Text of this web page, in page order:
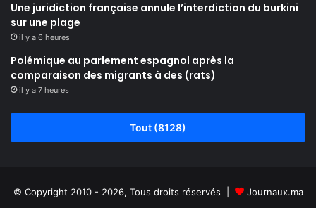
Une juridiction française annule l’interdiction du burkini
sur une plage
il y a 6 heures
Polémique au parlement espagnol après la
comparaison des migrants à des (rats)
il y a 7 heures
Tout (8128)
© Copyright 2010 - 2026, Tous droits réservés | Journaux.ma